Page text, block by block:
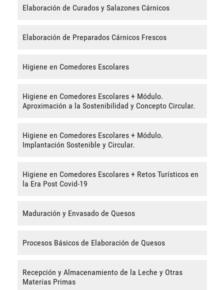
Elaboración de Curados y Salazones Cárnicos
Elaboración de Preparados Cárnicos Frescos
Higiene en Comedores Escolares
Higiene en Comedores Escolares + Módulo.
Aproximación a la Sostenibilidad y Concepto Circular.
Higiene en Comedores Escolares + Módulo.
Implantación Sostenible y Circular.
Higiene en Comedores Escolares + Retos Turísticos en
la Era Post Covid-19
Maduración y Envasado de Quesos
Procesos Básicos de Elaboración de Quesos
Recepción y Almacenamiento de la Leche y Otras
Materias Primas